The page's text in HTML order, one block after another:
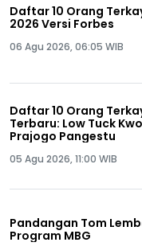
Daftar 10 Orang
2026 Versi Forbes
06 Agu 2026, 06:05 WIB
Daftar 10 Orang
Terbaru: Low Tuck
Prajogo Pangestu
05 Agu 2026, 11:00 WIB
Pandangan Tom
Program MBG